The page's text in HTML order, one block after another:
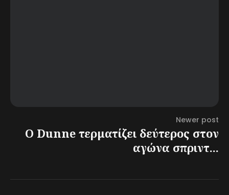
Newer post
Ο Dunne τερματίζει δεύτερος στον
αγώνα σπριντ...